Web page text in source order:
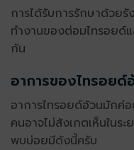
การได้รับการรักษาด้วย
ทำงานของต่อมไทรอยด์แ
กัน
อาการของไทรอยด์
อาการไทรอยด์อ้วนมักค่
คนอาจไม่สังเกตเห็นในร
พบบ่อยมีดังนี้ครับ